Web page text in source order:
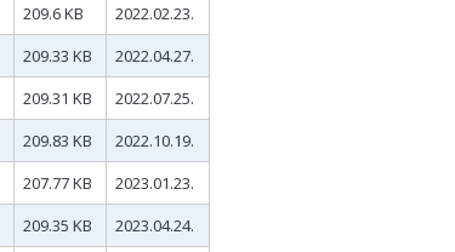
209.6 KB
2022.02.23.
209.33 KB
2022.04.27.
209.31 KB
2022.07.25.
209.83 KB
2022.10.19.
207.77 KB
2023.01.23.
209.35 KB
2023.04.24.